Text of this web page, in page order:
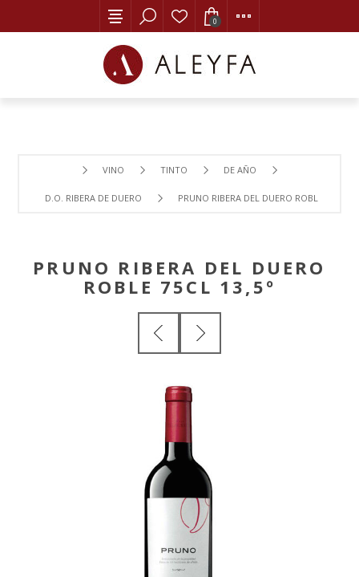
0
VINO TINTO DE AÑO
D.O. RIBERA DE DUERO PRUNO RIBERA DEL DUERO ROBLE 75CL
PRUNO RIBERA DEL DUERO
ROBLE 75CL 13,5º